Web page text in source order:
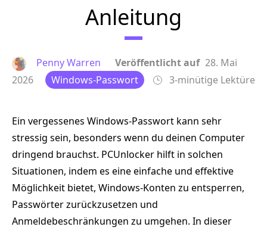
Anleitung
Penny Warren Veröffentlicht auf 28. Mai
2026
Windows-Passwort 3-minütige Lektüre
Ein vergessenes Windows-Passwort kann sehr
stressig sein, besonders wenn du deinen Computer
dringend brauchst. PCUnlocker hilft in solchen
Situationen, indem es eine einfache und effektive
Möglichkeit bietet, Windows-Konten zu entsperren,
Passwörter zurückzusetzen und
Anmeldebeschränkungen zu umgehen. In dieser